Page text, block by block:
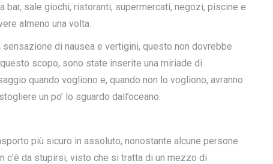
sale giochi, ristoranti, supermercati, negozi, piscine e
almeno una volta.
di nausea e vertigini, questo non dovrebbe
scopo, sono state inserite una miriade di
quando vogliono e, quando non lo vogliono, avranno
un po’ lo sguardo dall’oceano.
più sicuro in assoluto, nonostante alcune persone
c’è da stupirsi, visto che si tratta di un mezzo di